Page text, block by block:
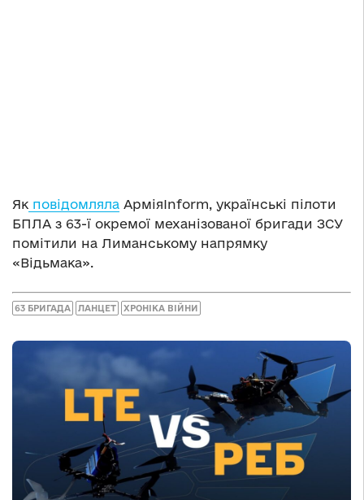
Як повідомляла АрміяInform, українські пілоти
БПЛА з 63-ї окремої механізованої бригади ЗСУ
помітили на Лиманському напрямку
«Відьмака».
63 БРИГАДА ЛАНЦЕТ ХРОНІКА ВІЙНИ